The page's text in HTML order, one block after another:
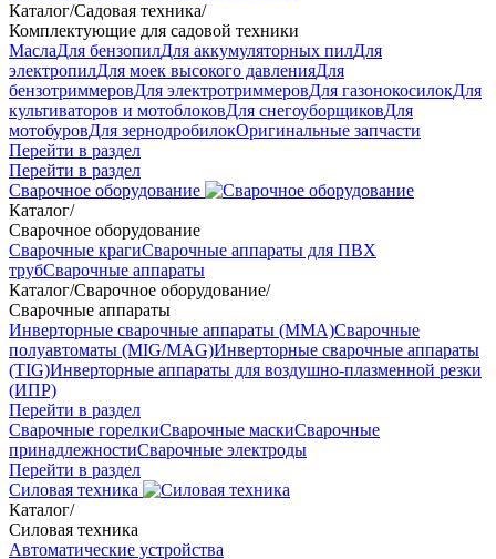
Каталог/Садовая техника/
Комплектующие для садовой техники
МаслаДля бензопилДля аккумуляторных пилДля
электропилДля моек высокого давленияДля
бензотриммеровДля электротриммеровДля газонокосилокДля
культиваторов и мотоблоковДля снегоуборщиковДля
мотобуровДля зернодробилокОригинальные запчасти
Перейти в раздел
Перейти в раздел
Сварочное оборудование
Каталог/
Сварочное оборудование
Сварочные крагиСварочные аппараты для ПВХ
трубСварочные аппараты
Каталог/Сварочное оборудование/
Сварочные аппараты
Инверторные сварочные аппараты (ММА)Сварочные
полуавтоматы (MIG/MAG)Инверторные сварочные аппараты
(TIG)Инверторные аппараты для воздушно-плазменной резки
(ИПР)
Перейти в раздел
Сварочные горелкиСварочные маскиСварочные
принадлежностиСварочные электроды
Перейти в раздел
Силовая техника
Каталог/
Силовая техника
Автоматические устройства